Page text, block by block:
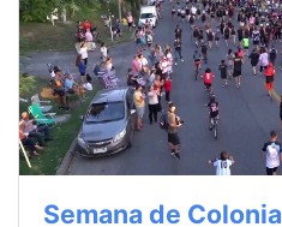
Semana de Colonia